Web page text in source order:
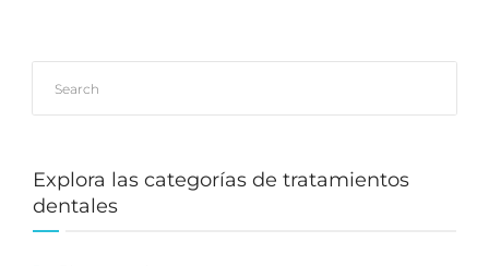
Explora las categorías de tratamientos
dentales